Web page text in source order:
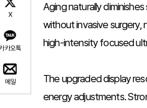
X
카오톡
메일
Aging naturally
without invasive surgery,
high-intensity focused
The upgraded display
energy adjustments.